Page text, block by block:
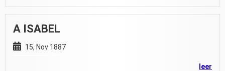
A ISABEL
15, Nov 1887
leer